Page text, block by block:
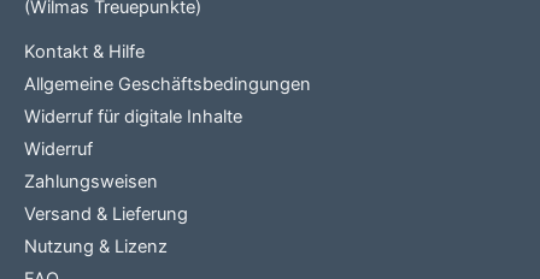
(Wilmas Treuepunkte)
Kontakt & Hilfe
Allgemeine Geschäftsbedingungen
Widerruf für digitale Inhalte
Widerruf
Zahlungsweisen
Versand & Lieferung
Nutzung & Lizenz